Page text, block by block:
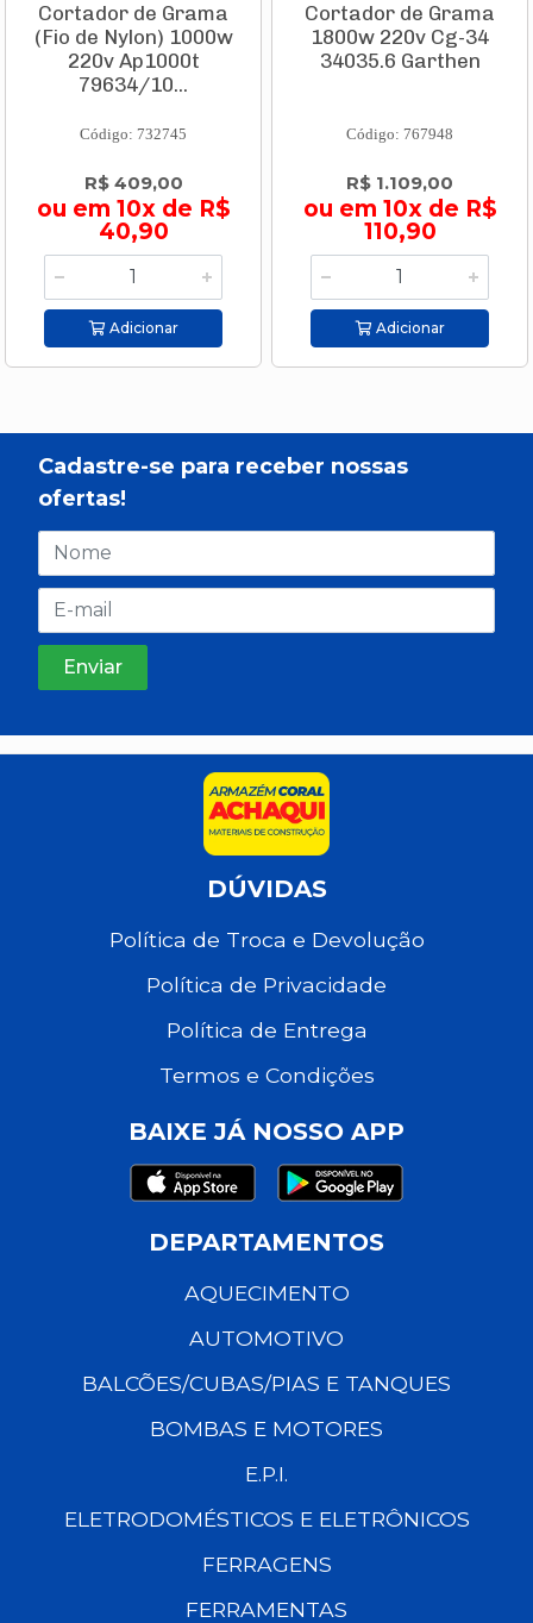
Cortador de Grama
(Fio de Nylon) 1000w
220v Ap1000t
79634/10...
Código: 732745
R$ 409,00
ou em 10x de R$
40,90
Adicionar
Cortador de Grama
1800w 220v Cg-34
34035.6 Garthen
Código: 767948
R$ 1.109,00
ou em 10x de R$
110,90
Adicionar
Cadastre-se para receber nossas
ofertas!
DÚVIDAS
Política de Troca e Devolução
Política de Privacidade
Política de Entrega
Termos e Condições
BAIXE JÁ NOSSO APP
DEPARTAMENTOS
AQUECIMENTO
AUTOMOTIVO
BALCÕES/CUBAS/PIAS E TANQUES
BOMBAS E MOTORES
E.P.I.
ELETRODOMÉSTICOS E ELETRÔNICOS
FERRAGENS
FERRAMENTAS